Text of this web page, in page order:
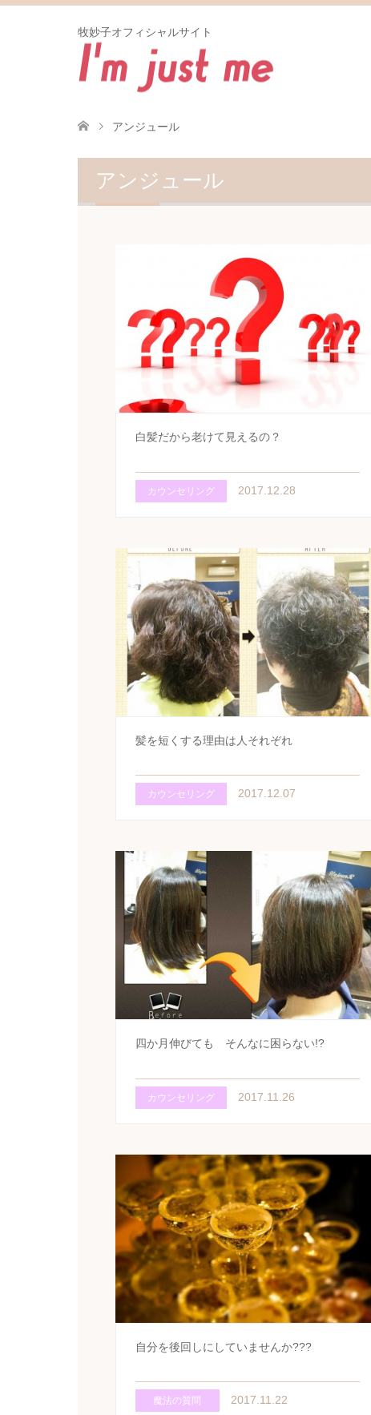
牧妙子オフィシャルサイト
アンジュール
アンジュール
白髪だから老けて見えるの？
カウンセリング 2017.12.28
髪を短くする理由は人それぞれ
カウンセリング 2017.12.07
四か月伸びても そんなに困らない!?
カウンセリング 2017.11.26
自分を後回しにしていませんか???
魔法の質問 2017.11.22